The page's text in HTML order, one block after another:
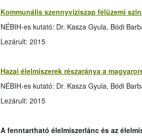
Kommunális szennyvíziszap félüzemi
NÉBIH-es kutató: Dr. Kasza Gyula, Bódi
Lezárult: 2015
Hazai élelmiszerek részaránya a
NÉBIH-es kutató: Dr. Kasza Gyula, Bódi
Lezárult: 2015
A fenntartható élelmiszerlánc és az